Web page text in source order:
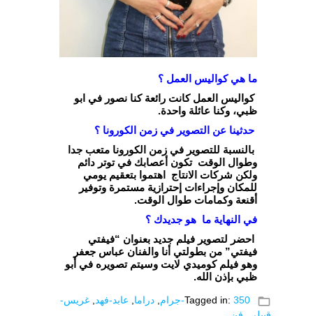
ما هي كواليس العمل ؟
كواليس العمل كانت رائعة كنا نصور في ابو
ظبي، وكنا عائلة واحدة.
حدثينا عن التصوير في زمن الكورونا ؟
بالنسبة للتصوير في زمن الكورونا متعب جدا
وطوال الوقت تكون أعصابك في توتر دائم
ولكن شركات الانتاج اهتموا بتعقيم يومي
للمكان وإجراءات إحترازية مستمرة وتوفير
أقنعة وكمامات طوال الوقت.
في النهاية ما هو جديدك ؟
احضر لتصوير فيلم جديد بعنوان “فيفتي
فيفتي” من بطولتي أنا والفنان عباس جعفر
وهو فيلم كوميدي لايت وسيتم تصويره في أبو
ظبي بإذن الله.
folder_open
Tagged in: 350-جرام , دراما, عابد-فهد, غريس-